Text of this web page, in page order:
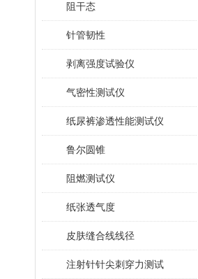
阻干态
针管韧性
剥离强度试验仪
气密性测试仪
纸尿裤渗透性能测试仪
鲁尔圆锥
阻燃测试仪
纸张透气度
皮肤缝合线线径
注射针针尖刺穿力测试